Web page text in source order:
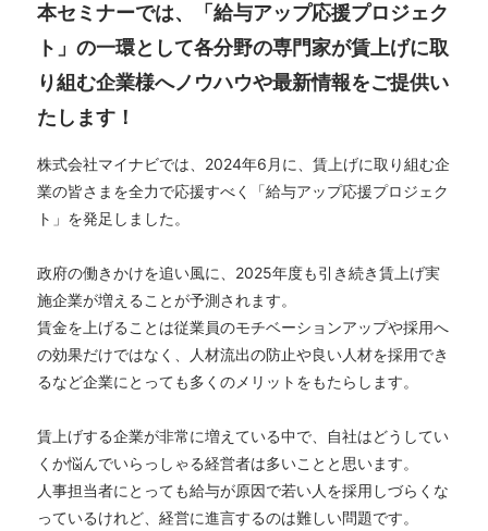
本セミナーでは、「給与アップ応援プロジェク
ト」の一環として各分野の専門家が賃上げに取
り組む企業様へノウハウや最新情報をご提供い
たします！
株式会社マイナビでは、2024年6月に、賃上げに取り組む企
業の皆さまを全力で応援すべく「給与アップ応援プロジェク
ト」を発足しました。
政府の働きかけを追い風に、2025年度も引き続き賃上げ実
施企業が増えることが予測されます。
賃金を上げることは従業員のモチベーションアップや採用へ
の効果だけではなく、人材流出の防止や良い人材を採用でき
るなど企業にとっても多くのメリットをもたらします。
賃上げする企業が非常に増えている中で、自社はどうしてい
くか悩んでいらっしゃる経営者は多いことと思います。
人事担当者にとっても給与が原因で若い人を採用しづらくな
っているけれど、経営に進言するのは難しい問題です。